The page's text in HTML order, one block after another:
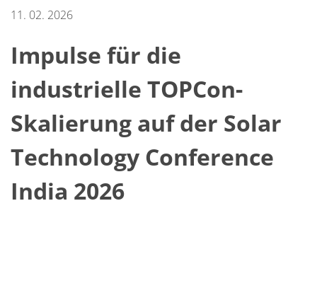
RENA weltweit
Halbleiter
Batch-Eintauchen
Batch Spray
Einzelwaferbearbeitung
Wafering
Galvanik
Wafer-Trocknung
Chemische Abgabesysteme
Erneuerbare Energien
Solarwafer
Solarzelle Inline
Solarzelle Batch
11. 02. 2026
Impulse für die
industrielle TOPCon-
Skalierung auf der Solar
Technology Conference
India 2026